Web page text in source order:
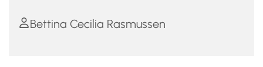
Bettina Cecilia Rasmussen